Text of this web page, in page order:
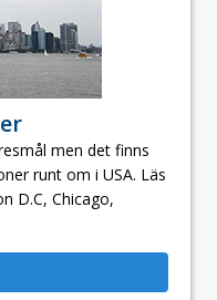
men det finns
runt om i USA. Läs
D.C, Chicago,